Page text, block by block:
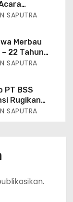
81
Silang Monas
SAPUTRA
Merbau
22 Tahun
Viral Di
Roda
Media
Pemda
SAPUTRA
PT BSS
Rugikan
ATR/BPN Di
SAPUTRA